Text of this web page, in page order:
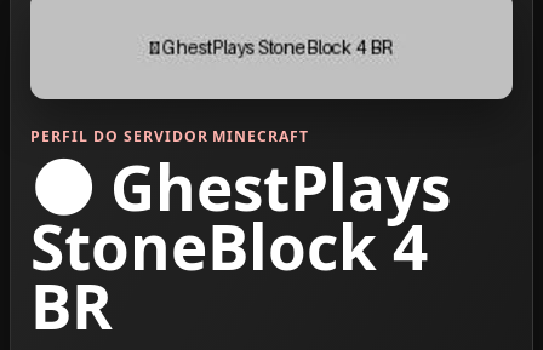
Outros jogos
PERFIL DO SERVIDOR MINECRAFT
🌑 GhestPlays
StoneBlock 4
BR